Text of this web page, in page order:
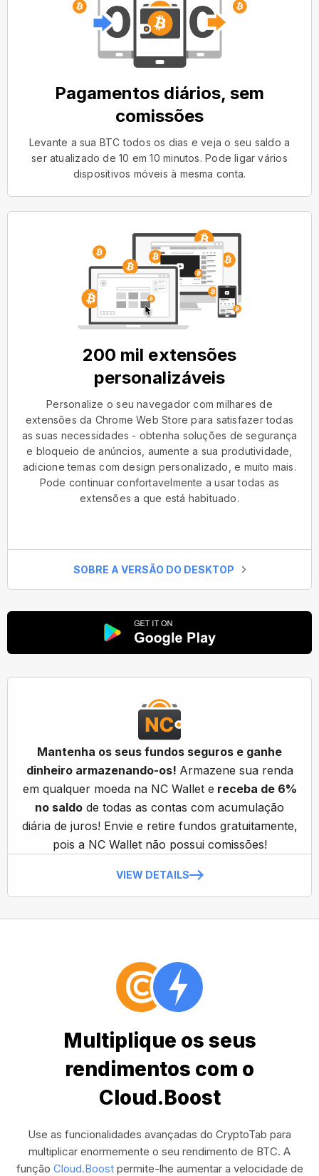
Pagamentos diários, sem
comissões
Levante a sua BTC todos os dias e veja o seu saldo a
ser atualizado de 10 em 10 minutos. Pode ligar vários
dispositivos móveis à mesma conta.
200 mil extensões
personalizáveis
Personalize o seu navegador com milhares de
extensões da Chrome Web Store para satisfazer todas
as suas necessidades - obtenha soluções de segurança
e bloqueio de anúncios, aumente a sua produtividade,
adicione temas com design personalizado, e muito mais.
Pode continuar confortavelmente a usar todas as
extensões a que está habituado.
SOBRE A VERSÃO DO DESKTOP
Mantenha os seus fundos seguros e ganhe
dinheiro armazenando-os! Armazene sua renda
em qualquer moeda na NC Wallet e receba de 6%
no saldo de todas as contas com acumulação
diária de juros! Envie e retire fundos gratuitamente,
pois a NC Wallet não possui comissões!
VIEW DETAILS
Multiplique os seus
rendimentos com o
Cloud.Boost
Use as funcionalidades avançadas do CryptoTab para
multiplicar enormemente o seu rendimento de BTC. A
função Cloud.Boostpermite-lhe aumentar a velocidade de